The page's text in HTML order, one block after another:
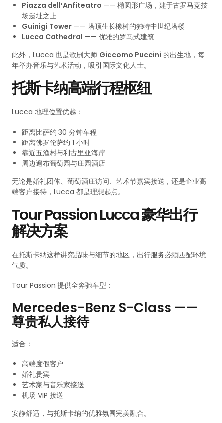
Piazza dell’Anfiteatro —— 椭圆形广场，建于古罗马竞技
场遗址之上
Guinigi Tower —— 塔顶生长橡树的独特中世纪塔楼
Lucca Cathedral —— 优雅的罗马式建筑
此外，Lucca 也是歌剧大师 Giacomo Puccini 的出生地，每
年举办音乐与艺术活动，吸引国际文化人士。
托斯卡纳高端行程枢纽
Lucca 地理位置优越：
距离比萨约 30 分钟车程
距离佛罗伦萨约 1 小时
靠近五渔村与利古里亚海岸
周边遍布葡萄园与庄园酒店
无论是婚礼团体、葡萄酒庄访问、艺术节嘉宾接送，还是企业高
端客户接待，Lucca 都是理想起点。
Tour Passion Lucca 豪华出行
解决方案
在托斯卡纳这样讲究品味与细节的地区，出行服务必须匹配环境
气质。
Tour Passion 提供全奔驰车型：
Mercedes-Benz S-Class ——
尊贵私人接待
适合：
高端度假客户
婚礼贵宾
艺术家与音乐家接送
机场 VIP 接送
安静舒适，与托斯卡纳的优雅氛围完美融合。